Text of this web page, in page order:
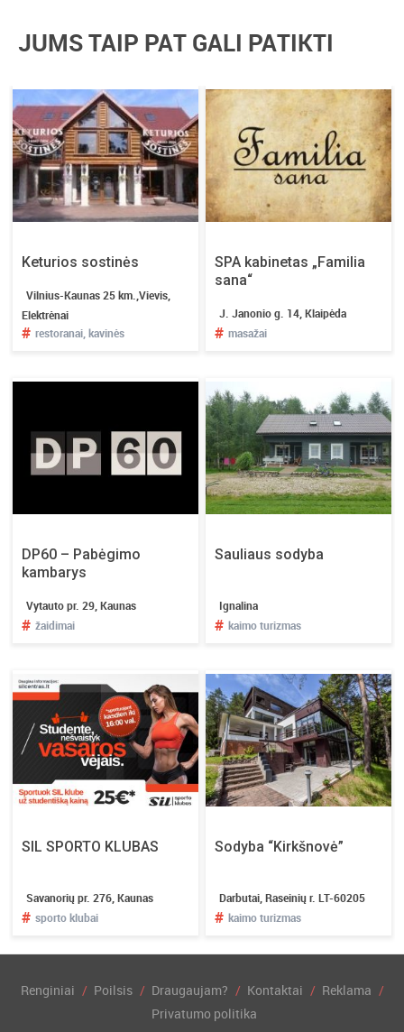
JUMS TAIP PAT GALI PATIKTI
Keturios sostinės
Vilnius-Kaunas 25 km.,Vievis,
Elektrėnai
# restoranai, kavinės
SPA kabinetas „Familia
sana“
J. Janonio g. 14, Klaipėda
# masažai
DP60 – Pabėgimo
kambarys
Vytauto pr. 29, Kaunas
# žaidimai
Sauliaus sodyba
Ignalina
# kaimo turizmas
SIL SPORTO KLUBAS
Savanorių pr. 276, Kaunas
# sporto klubai
Sodyba “Kirkšnovė”
Darbutai, Raseinių r. LT-60205
# kaimo turizmas
Renginiai Poilsis Draugaujam? Kontaktai
Reklama
Privatumo politika